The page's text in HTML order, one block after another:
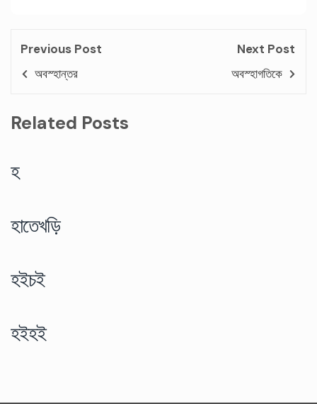
Previous Post
অবস্হান্তর
Next Post
অবস্হাগতিকে
Related Posts
হ
হাতেখড়ি
হইচই
হইহই